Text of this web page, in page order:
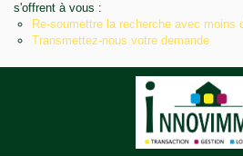
Notre agence
Contact
s'offrent à vous :
Re-soumettre la recherche avec moins
Transmettez-nous votre demande